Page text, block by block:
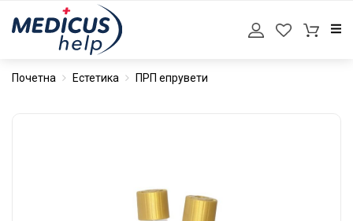
Почетна Естетика ПРП епрувети